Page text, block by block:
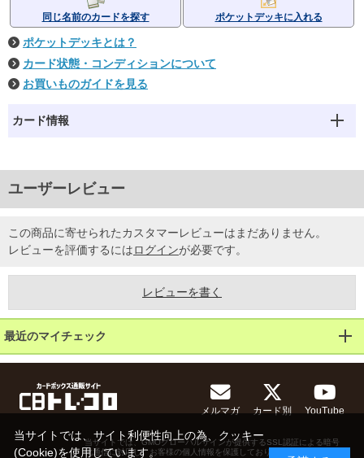
同じ名前のカードを探す ポケットデッキに入れる
ポケットデッキとは？
カード状態・コンディションについて
お買いものガイドを見る
カード情報
ユーザーレビュー
この商品に寄せられたカスタマーレビューはまだありません。
レビューを評価するにはログインが必要です。
レビューを書く
最近のマイチェック
メルマガ カード別 YouTube
当サイトでは、GMOグローバルサインが提供するSSL認証による暗号
化通信に対応し、お客様の個人情報を保護しております。
当サイトでは、サイト利便性向上の為、クッキー
(Cookie)を使用しています。